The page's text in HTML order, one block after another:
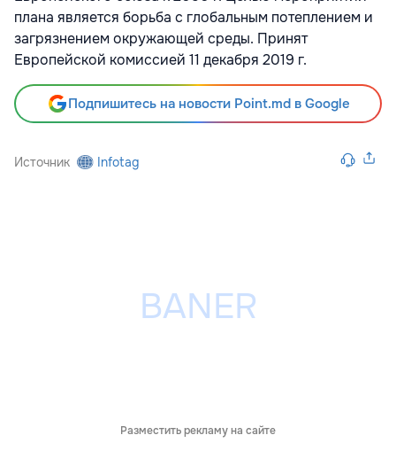
плана является борьба с глобальным потеплением и
загрязнением окружающей среды. Принят
Европейской комиссией 11 декабря 2019 г.
Подпишитесь на новости Point.md в Google
Источник Infotag
Разместить рекламу на сайте